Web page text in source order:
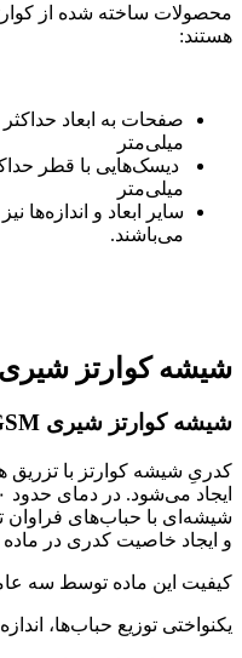
هستند:
میلی‌متر
میلی‌متر
سایر ابعاد و اندازه‌ها
می‌باشند.
شیشه کوارتز
شیشه کوارتز شیری JGSM
کدریِ شیشه کوارتز با
شیشه‌ای با حباب‌های فراوان
و ایجاد خاصیت کدری در
کیفیت این ماده توسط سه
یکنواختی توزیع حباب‌ها،